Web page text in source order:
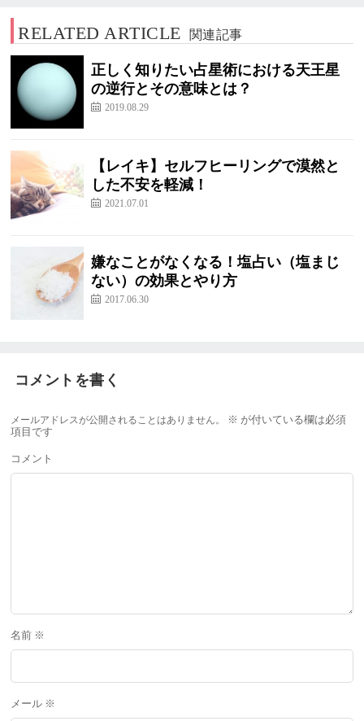
RELATED ARTICLE 関連記事
正しく知りたい占星術における天王星
の逆行とその意味とは？
2019.08.29
【レイキ】セルフヒーリングで漠然と
した不安を軽減！
2021.07.01
嫌なことがなくなる！塩占い（塩まじ
ない）の効果とやり方
2017.06.30
コメントを書く
メールアドレスが公開されることはありません。 ※ が付いている欄は必須
項目です
コメント
名前 ※
メール ※